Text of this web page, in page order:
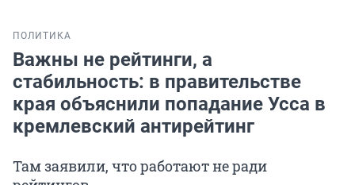
ПОЛИТИКА
Важны не рейтинги, а
стабильность: в правительстве
края объяснили попадание Усса в
кремлевский антирейтинг
Там заявили, что работают не ради